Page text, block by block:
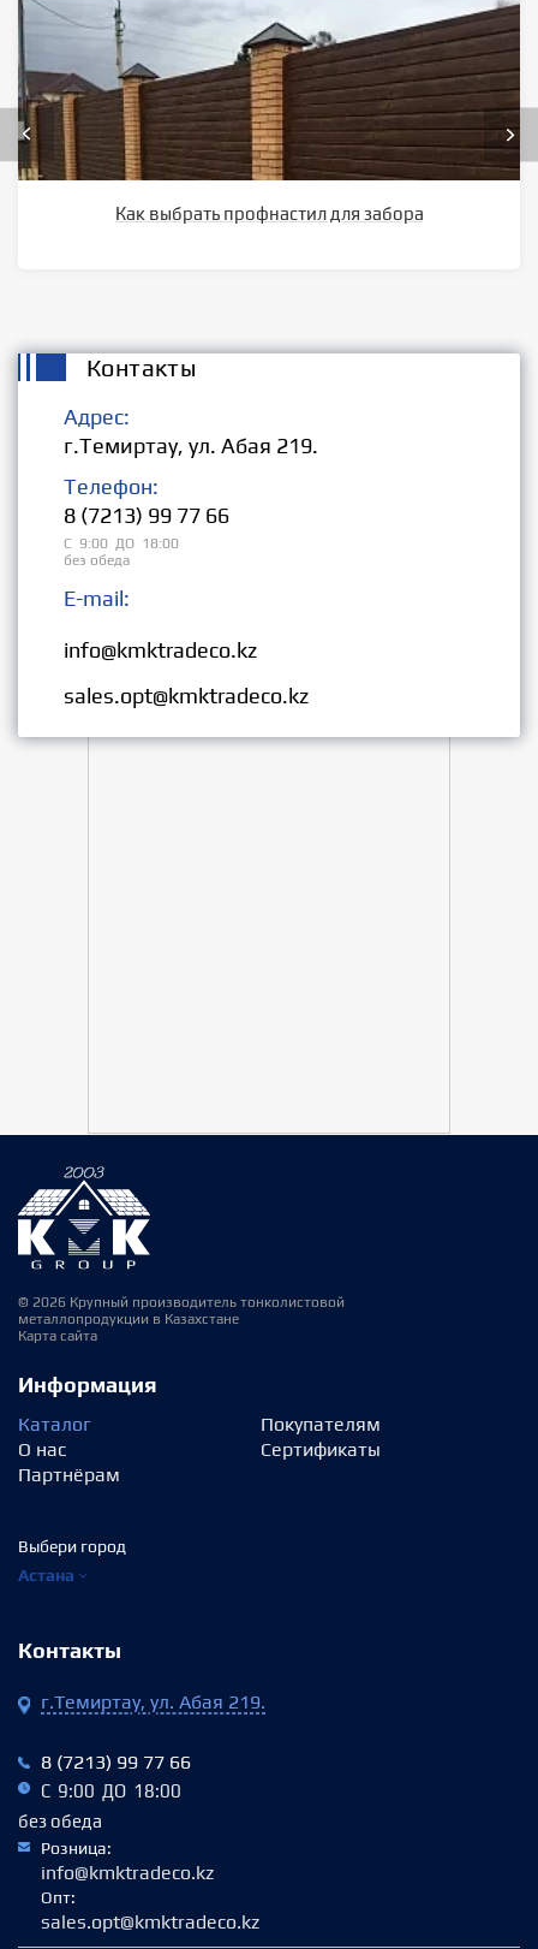
Как выбрать профнастил для забора
Контакты
Адрес:
г.Темиртау, ул. Абая 219.
Телефон:
8 (7213) 99 77 66
С 9:00 ДО 18:00
без обеда
E-mail:
info@kmktradeco.kz
sales.opt@kmktradeco.kz
© 2026 Крупный производитель тонколистовой
металлопродукции в Казахстане
Карта сайта
Информация
Каталог
О нас
Партнёрам
Покупателям
Сертификаты
Выбери город
Астана
Контакты
г.Темиртау, ул. Абая 219.
8 (7213) 99 77 66
С 9:00 ДО 18:00
без обеда
Розница:
info@kmktradeco.kz
Опт:
sales.opt@kmktradeco.kz